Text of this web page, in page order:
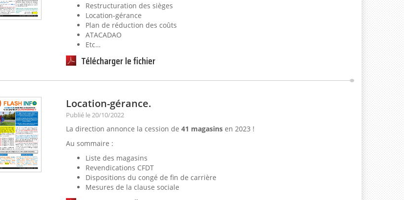
Restructuration des sièges
Location-gérance
Plan de réduction des coûts
ATACADAO
Etc…
Télécharger le fichier
Location-gérance.
Publié le 20/10/2022
La direction annonce la cession de 41 magasins en 2023 !
Au sommaire :
Liste des magasins
Revendications CFDT
Dispositions du congé de fin de carrière
Mesures de la clause sociale